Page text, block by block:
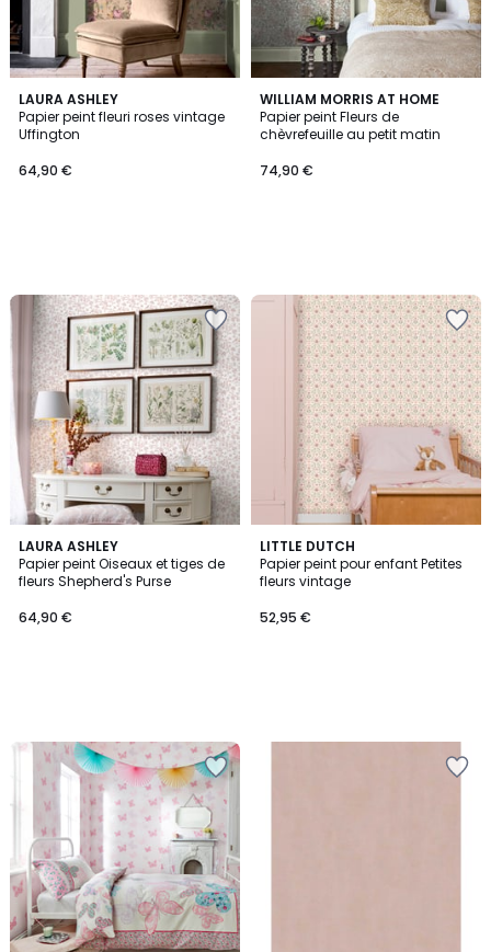
LAURA ASHLEY
Papier peint fleuri roses vintage
Uffington
64,90 €
WILLIAM MORRIS AT HOME
Papier peint Fleurs de
chèvrefeuille au petit matin
74,90 €
LAURA ASHLEY
Papier peint Oiseaux et tiges de
fleurs Shepherd's Purse
64,90 €
LITTLE DUTCH
Papier peint pour enfant Petites
fleurs vintage
52,95 €